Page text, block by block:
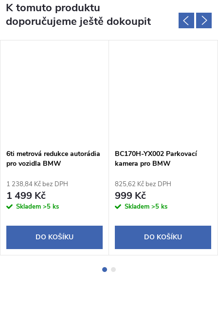
K tomuto produktu
doporučujeme ještě dokoupit
6ti metrová redukce autorádia
pro vozidla BMW
1 238,84 Kč bez DPH
1 499 Kč
Skladem >5 ks
DO KOŠÍKU
BC170H-YX002 Parkovací
kamera pro BMW
825,62 Kč bez DPH
999 Kč
Skladem >5 ks
DO KOŠÍKU